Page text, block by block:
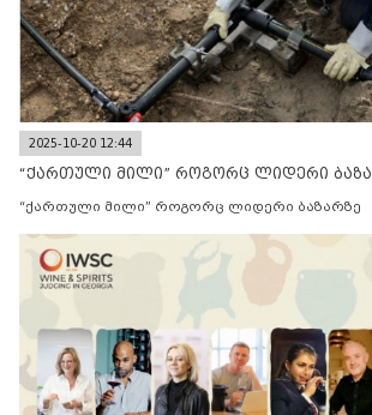
2025-10-20 12:44
“ქართული მილი” როგორც ლიდერი
“ქართული მილი” როგორც ლიდერი ბაზარზე